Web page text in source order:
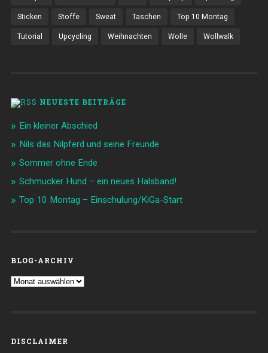
Sticken Stoffe Sweat Taschen Top 10 Montag
Tutorial Upcycling Weihnachten Wolle Wollwalk
NEUESTE BEITRÄGE
Ein kleiner Abschied
Nils das Nilpferd und seine Freunde
Sommer ohne Ende
Schmucker Hund – ein neues Halsband!
Top 10 Montag – Einschulung/KiGa-Start
BLOG-ARCHIV
Blog-
Archiv
DISCLAIMER